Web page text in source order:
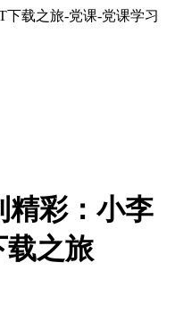
下载之旅-党课-党课学习
精彩：小李
载之旅